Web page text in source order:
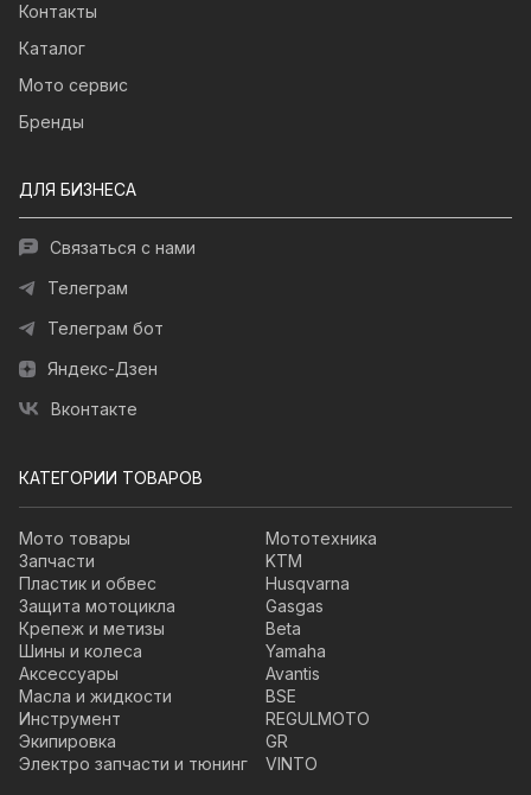
Контакты
Каталог
Мото сервис
Бренды
ДЛЯ БИЗНЕСА
Связаться с нами
Телеграм
Телеграм бот
Яндекс-Дзен
Вконтакте
КАТЕГОРИИ ТОВАРОВ
Мото товары
Запчасти
Пластик и обвес
Защита мотоцикла
Крепеж и метизы
Шины и колеса
Аксессуары
Масла и жидкости
Инструмент
Экипировка
Электро запчасти и тюнинг
Мототехника
KTM
Husqvarna
Gasgas
Beta
Yamaha
Avantis
BSE
REGULMOTO
GR
VINTO